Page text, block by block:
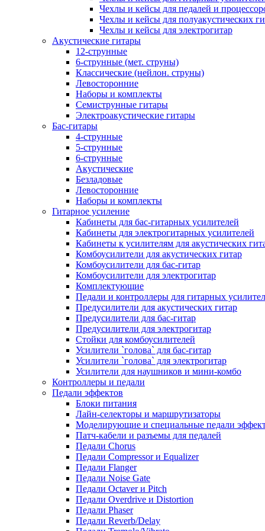
Чехлы и кейсы для педалей и
Чехлы и кейсы для полуакустических
Чехлы и кейсы для электрогитар
Акустические гитары
12-струнные
6-струнные (мет. струны)
Классические (нейлон. струны)
Левосторонние
Наборы и комплекты
Семиструнные гитары
Электроакустические гитары
Бас-гитары
4-струнные
5-струнные
6-струнные
Акустические
Безладовые
Левосторонние
Наборы и комплекты
Гитарное усиление
Кабинеты для бас-гитарных усилителей
Кабинеты для электрогитарных усилителей
Кабинеты к усилителям для акустических
Комбоусилители для акустических гитар
Комбоусилители для бас-гитар
Комбоусилители для электрогитар
Комплектующие
Педали и контроллеры для гитарных
Предусилители для акустических гитар
Предусилители для бас-гитар
Предусилители для электрогитар
Стойки для комбоусилителей
Усилители `голова` для бас-гитар
Усилители `голова` для электрогитар
Усилители для наушников и мини-комбо
Контроллеры и педали
Педали эффектов
Блоки питания
Лайн-селекторы и маршрутизаторы
Моделирующие и специальные педали
Патч-кабели и разъемы для педалей
Педали Chorus
Педали Compressor и Equalizer
Педали Flanger
Педали Noise Gate
Педали Octaver и Pitch
Педали Overdrive и Distortion
Педали Phaser
Педали Reverb/Delay